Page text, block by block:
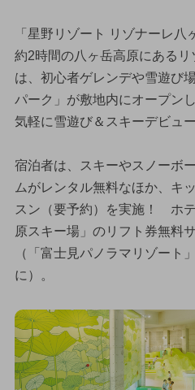
「星野リゾート リゾナーレ
約2時間の八ヶ岳高原にある
は、初心者ゲレンデや雪遊び
パーク」が敷地内にオープン
気軽に雪遊び＆スキーデビュ
宿泊者は、スキーやスノーボ
ムがレンタル無料なほか、キ
スン（要予約）を実施！ ホ
原スキー場」のリフト券無料
（「富士見パノラマリゾート
に）。